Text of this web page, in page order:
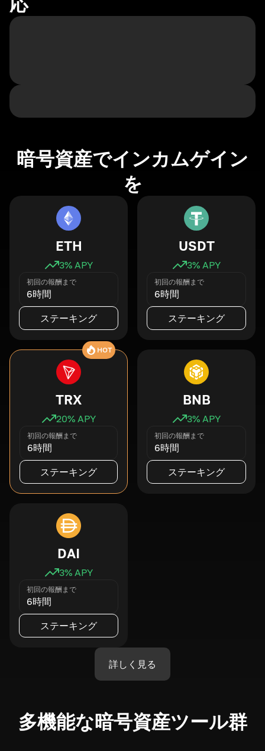
暗号資産でインカムゲイン
を
ETH
3% APY
初回の報酬まで
6時間
ステーキング
USDT
3% APY
初回の報酬まで
6時間
ステーキング
HOT
TRX
20% APY
初回の報酬まで
6時間
ステーキング
BNB
3% APY
初回の報酬まで
6時間
ステーキング
DAI
3% APY
初回の報酬まで
6時間
ステーキング
詳しく見る
多機能な暗号資産ツール群